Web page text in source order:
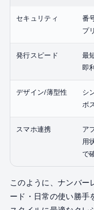
セキュリティ
番
プ
発行スピード
最
即
デザイン/薄型性
シ
ボ
スマホ連携
ア
用
で
このように、ナンバー
ード・日常の使い勝手